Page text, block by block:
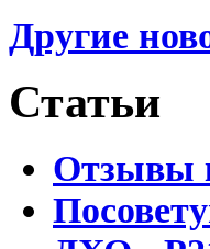
Другие
Статьи
Отзывы